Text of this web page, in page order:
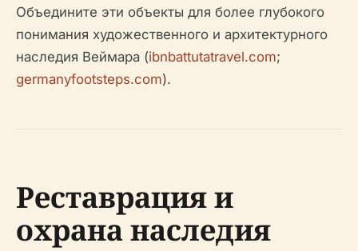
Объедините эти объекты для более глубокого
понимания художественного и архитектурного
наследия Веймара (ibnbattutatravel.com;
germanyfootsteps.com).
Реставрация и
охрана наследия